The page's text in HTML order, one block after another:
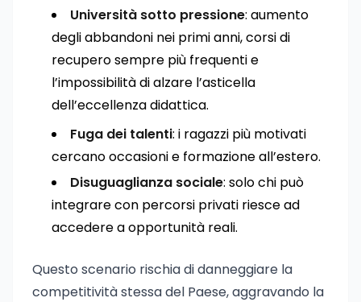
Università sotto pressione: aumento
degli abbandoni nei primi anni, corsi di
recupero sempre più frequenti e
l’impossibilità di alzare l’asticella
dell’eccellenza didattica.
Fuga dei talenti: i ragazzi più motivati
cercano occasioni e formazione all’estero.
Disuguaglianza sociale: solo chi può
integrare con percorsi privati riesce ad
accedere a opportunità reali.
Questo scenario rischia di danneggiare la
competitività stessa del Paese, aggravando la